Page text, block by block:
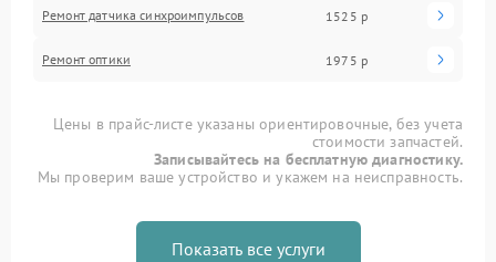
Ремонт датчика синхроимпульсов 1525 р
Ремонт оптики 1975 р
Цены в прайс-листе указаны ориентировочные, без учета
стоимости запчастей.
Записывайтесь на бесплатную диагностику.
Мы проверим ваше устройство и укажем на неисправность.
Показать все услуги